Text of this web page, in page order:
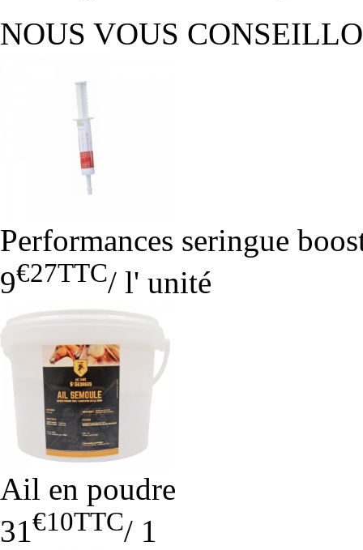
NOUS VOUS
Performances seringue
9€27TTC/ l' unité
Ail en poudre
31€10TTC/ 1